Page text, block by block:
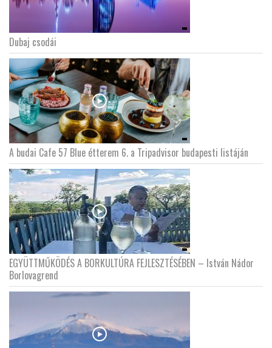
Dubaj csodái
A budai Cafe 57 Blue étterem 6. a Tripadvisor budapesti listáján
EGYÜTTMŰKÖDÉS A BORKULTÚRA FEJLESZTÉSÉBEN – István Nádor
Borlovagrend